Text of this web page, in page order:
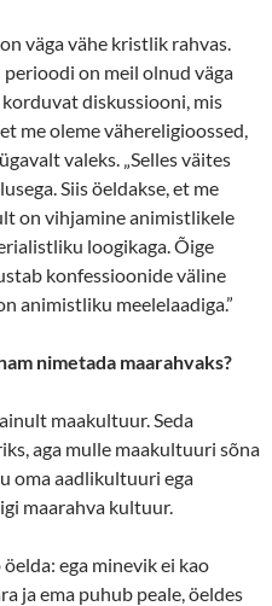
väga vähe kristlik rahvas.
on meil olnud väga
diskussiooni, mis
me oleme vähereligioossed,
valeks. „Selles väites
Siis öeldakse, et me
on vihjamine animistlikele
loogikaga. Õige
konfessioonide väline
animistliku meelelaadiga.”
nimetada maarahvaks?
maakultuur. Seda
aga mulle maakultuuri sõna
oma aadlikultuuri ega
maarahva kultuur.
ega minevik ei kao
ja ema puhub peale, öeldes